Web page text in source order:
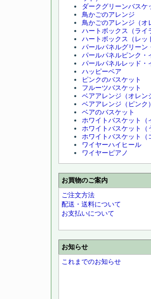
ダークグリーンバスケ
鳥かごのアレンジ
鳥かごのアレンジ（オ
ハートボックス（ライ
ハートボックス（レッ
パールパネルグリーン
パールパネルピンク・
パールパネルレッド・
ハッピーベア
ピンクのバスケット
フルーツバスケット
ベアアレンジ（オレン
ベアアレンジ（ピンク）
ベアのバスケット
ホワイトバスケット（
ホワイトバスケット（
ホワイトバスケット（
ワイヤーハイヒール
ワイヤーピアノ
お買物のご案内
ご注文方法
配送・送料について
お支払いについて
お知らせ
これまでのお知らせ